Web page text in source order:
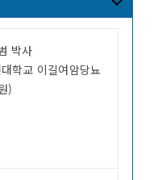
박사
학교 이길여암당뇨
)